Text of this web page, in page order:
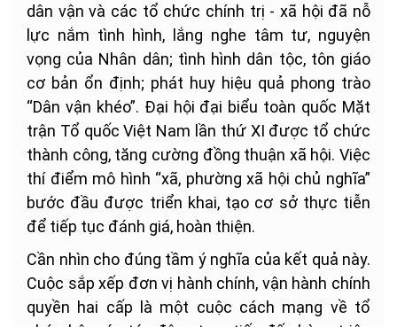
dân vận và các tổ chức chính trị - xã hội đã nỗ
lực nắm tình hình, lắng nghe tâm tư, nguyện
vọng của Nhân dân; tình hình dân tộc, tôn giáo
cơ bản ổn định; phát huy hiệu quả phong trào
“Dân vận khéo”. Đại hội đại biểu toàn quốc Mặt
trận Tổ quốc Việt Nam lần thứ XI được tổ chức
thành công, tăng cường đồng thuận xã hội. Việc
thí điểm mô hình “xã, phường xã hội chủ nghĩa”
bước đầu được triển khai, tạo cơ sở thực tiễn
để tiếp tục đánh giá, hoàn thiện.
Cần nhìn cho đúng tầm ý nghĩa của kết quả này.
Cuộc sắp xếp đơn vị hành chính, vận hành chính
quyền hai cấp là một cuộc cách mạng về tổ